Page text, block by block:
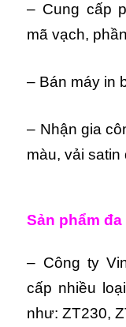
– Cung cấp
mã vạch,
– Bán máy in
– Nhận gia
màu, vải
Sản phẩm
– Công ty
cấp nhiều
như: ZT230,